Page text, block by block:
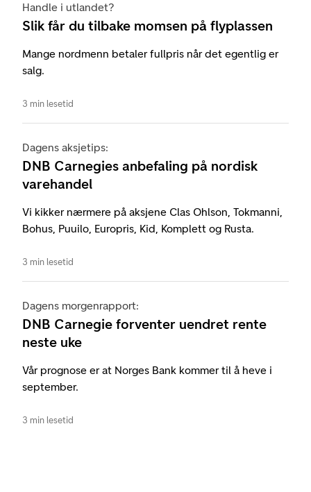
Handle i utlandet?
Slik får du tilbake momsen på flyplassen
Mange nordmenn betaler fullpris når det egentlig er
salg.
3 min lesetid
Dagens aksjetips:
DNB Carnegies anbefaling på nordisk
varehandel
Vi kikker nærmere på aksjene Clas Ohlson, Tokmanni,
Bohus, Puuilo, Europris, Kid, Komplett og Rusta.
3 min lesetid
Dagens morgenrapport:
DNB Carnegie forventer uendret rente
neste uke
Vår prognose er at Norges Bank kommer til å heve i
september.
3 min lesetid